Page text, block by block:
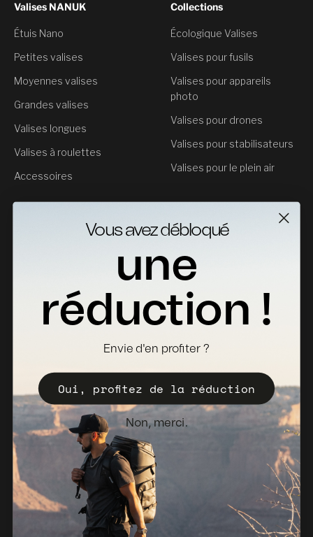
Valises NANUK
Étuis Nano
Petites valises
Moyennes valises
Grandes valises
Valises longues
Valises à roulettes
Accessoires
Collections
Écologique Valises
Valises pour fusils
Valises pour appareils
photo
Valises pour drones
Valises pour stabilisateurs
Valises pour le plein air
Fiches Techniques
Où acheter
Politique de vente
Bulletin d'information
Pays-Bas (EUR €)
Vous avez débloqué
une
réduction !
Envie d'en profiter ?
Oui, profitez de la réduction
Non, merci.